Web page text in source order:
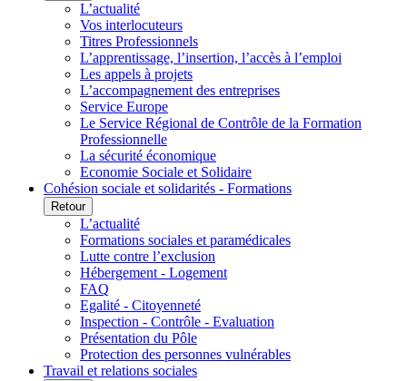
L’actualité
Vos interlocuteurs
Titres Professionnels
L’apprentissage, l’insertion, l’accès à l’emploi
Les appels à projets
L’accompagnement des entreprises
Service Europe
Le Service Régional de Contrôle de la Formation
Professionnelle
La sécurité économique
Economie Sociale et Solidaire
Cohésion sociale et solidarités - Formations
Retour
L’actualité
Formations sociales et paramédicales
Lutte contre l’exclusion
Hébergement - Logement
FAQ
Egalité - Citoyenneté
Inspection - Contrôle - Evaluation
Présentation du Pôle
Protection des personnes vulnérables
Travail et relations sociales